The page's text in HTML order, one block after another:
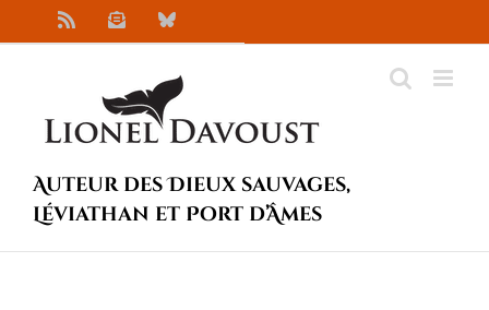
au
NewsletterBluesky
Auteur des Dieux sauvages,
Léviathan et Port d’Âmes